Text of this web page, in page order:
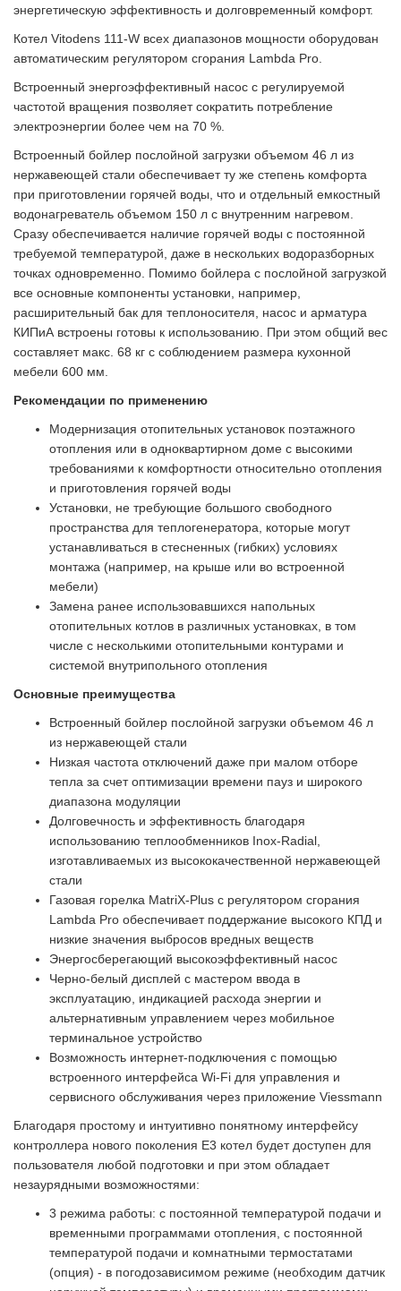
энергетическую эффективность и долговременный комфорт.
Котел Vitodens 111-W всех диапазонов мощности оборудован
автоматическим регулятором сгорания Lambda Pro.
Встроенный энергоэффективный насос с регулируемой
частотой вращения позволяет сократить потребление
электроэнергии более чем на 70 %.
Встроенный бойлер послойной загрузки объемом 46 л из
нержавеющей стали обеспечивает ту же степень комфорта
при приготовлении горячей воды, что и отдельный емкостный
водонагреватель объемом 150 л с внутренним нагревом.
Сразу обеспечивается наличие горячей воды с постоянной
требуемой температурой, даже в нескольких водоразборных
точках одновременно. Помимо бойлера с послойной загрузкой
все основные компоненты установки, например,
расширительный бак для теплоносителя, насос и арматура
КИПиА встроены готовы к использованию. При этом общий вес
составляет макс. 68 кг с соблюдением размера кухонной
мебели 600 мм.
Рекомендации по применению
Модернизация отопительных установок поэтажного
отопления или в одноквартирном доме с высокими
требованиями к комфортности относительно отопления
и приготовления горячей воды
Установки, не требующие большого свободного
пространства для теплогенератора, которые могут
устанавливаться в стесненных (гибких) условиях
монтажа (например, на крыше или во встроенной
мебели)
Замена ранее использовавшихся напольных
отопительных котлов в различных установках, в том
числе с несколькими отопительными контурами и
системой внутрипольного отопления
Основные преимущества
Встроенный бойлер послойной загрузки объемом 46 л
из нержавеющей стали
Низкая частота отключений даже при малом отборе
тепла за счет оптимизации времени пауз и широкого
диапазона модуляции
Долговечность и эффективность благодаря
использованию теплообменников Inox-Radial,
изготавливаемых из высококачественной нержавеющей
стали
Газовая горелка MatriX-Plus с регулятором сгорания
Lambda Pro обеспечивает поддержание высокого КПД и
низкие значения выбросов вредных веществ
Энергосберегающий высокоэффективный насос
Черно-белый дисплей с мастером ввода в
эксплуатацию, индикацией расхода энергии и
альтернативным управлением через мобильное
терминальное устройство
Возможность интернет-подключения с помощью
встроенного интерфейса Wi-Fi для управления и
сервисного обслуживания через приложение Viessmann
Благодаря простому и интуитивно понятному интерфейсу
контроллера нового поколения E3 котел будет доступен для
пользователя любой подготовки и при этом обладает
незаурядными возможностями:
3 режима работы: с постоянной температурой подачи и
временными программами отопления, с постоянной
температурой подачи и комнатными термостатами
(опция) - в погодозависимом режиме (необходим датчик